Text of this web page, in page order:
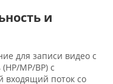
и
для записи видео с
MP/BP) с
поток со